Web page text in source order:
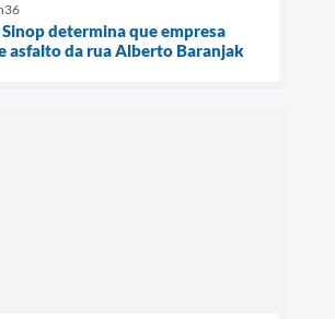
determina que empresa
asfalto da rua Alberto Baranjak